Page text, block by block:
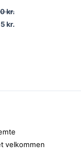
kr.
kr.
velkommen